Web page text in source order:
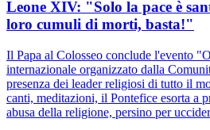
Leone XIV: "Solo la pace è
loro cumuli di morti, basta!"
Il Papa al Colosseo conclude l'evento
internazionale organizzato dalla
presenza dei leader religiosi di tutto il
canti, meditazioni, il Pontefice esorta a
abusa della religione, persino per